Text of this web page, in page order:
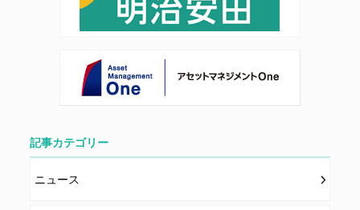
記事カテゴリー
ニュース